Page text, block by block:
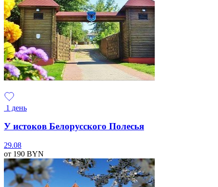
1 день
У истоков Белорусского Полесья
29.08
от 190 BYN